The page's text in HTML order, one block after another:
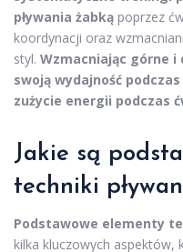
pływania żabką poprzez
koordynacji oraz
styl. Wzmacniając górne i
swoją wydajność
zużycie energii podczas
Jakie są
techniki
Podstawowe elementy
kilka kluczowych aspektów,